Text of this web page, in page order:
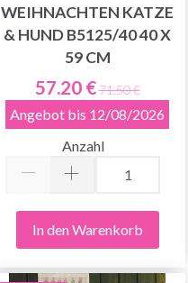
WEIHNACHTEN KATZE
& HUND B5125/40 40 X
59 CM
57.20 €71.50 €
Angebot bis 12/08/2026
Anzahl
In den Warenkorb